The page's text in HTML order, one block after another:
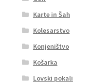
Karte in Šah
Kolesarstvo
Konjeništvo
Košarka
Lovski pokali